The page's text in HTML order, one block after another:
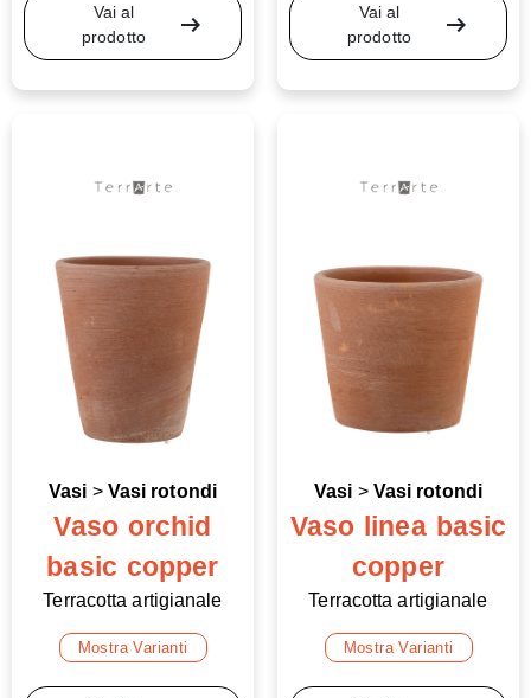
Vai al
prodotto
arrow_right_alt
Vai al
prodotto
arrow_right_alt
Vasi > Vasi rotondi
Vaso orchid
basic copper
Terracotta artigianale
Mostra Varianti
Vasi > Vasi rotondi
Vaso linea basic
copper
Terracotta artigianale
Mostra Varianti